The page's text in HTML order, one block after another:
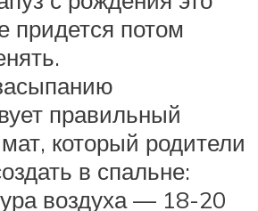
придется потом
правильный
который родители
в спальне:
воздуха — 18-20